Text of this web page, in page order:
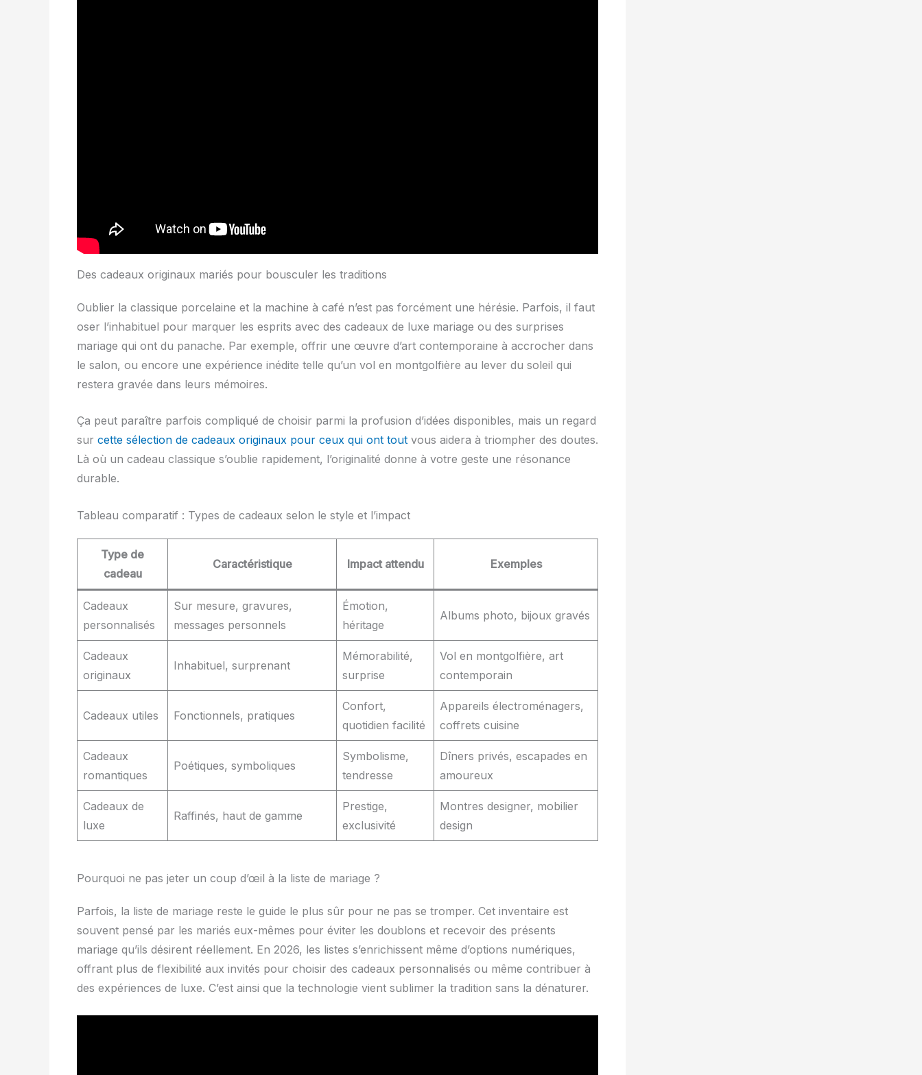
Des cadeaux originaux mariés pour bousculer les traditions
Oublier la classique porcelaine et la machine à café n’est pas forcément une hérésie. Parfois, il faut
oser l’inhabituel pour marquer les esprits avec des cadeaux de luxe mariage ou des surprises
mariage qui ont du panache. Par exemple, offrir une œuvre d’art contemporaine à accrocher dans
le salon, ou encore une expérience inédite telle qu’un vol en montgolfière au lever du soleil qui
restera gravée dans leurs mémoires.
Ça peut paraître parfois compliqué de choisir parmi la profusion d’idées disponibles, mais un regard
sur cette sélection de cadeaux originaux pour ceux qui ont tout vous aidera à triompher des doutes.
Là où un cadeau classique s’oublie rapidement, l’originalité donne à votre geste une résonance
durable.
Tableau comparatif : Types de cadeaux selon le style et l’impact
Type de
cadeau
Caractéristique Impact attendu Exemples
Cadeaux
personnalisés
Sur mesure, gravures,
messages personnels
Émotion,
héritage
Albums photo, bijoux gravés
Cadeaux
originaux
Inhabituel, surprenant
Mémorabilité,
surprise
Vol en montgolfière, art
contemporain
Cadeaux utiles Fonctionnels, pratiques
Confort,
quotidien facilité
Appareils électroménagers,
coffrets cuisine
Cadeaux
romantiques
Poétiques, symboliques
Symbolisme,
tendresse
Dîners privés, escapades en
amoureux
Cadeaux de
luxe
Raffinés, haut de gamme
Prestige,
exclusivité
Montres designer, mobilier
design
Pourquoi ne pas jeter un coup d’œil à la liste de mariage ?
Parfois, la liste de mariage reste le guide le plus sûr pour ne pas se tromper. Cet inventaire est
souvent pensé par les mariés eux-mêmes pour éviter les doublons et recevoir des présents
mariage qu’ils désirent réellement. En 2026, les listes s’enrichissent même d’options numériques,
offrant plus de flexibilité aux invités pour choisir des cadeaux personnalisés ou même contribuer à
des expériences de luxe. C’est ainsi que la technologie vient sublimer la tradition sans la dénaturer.